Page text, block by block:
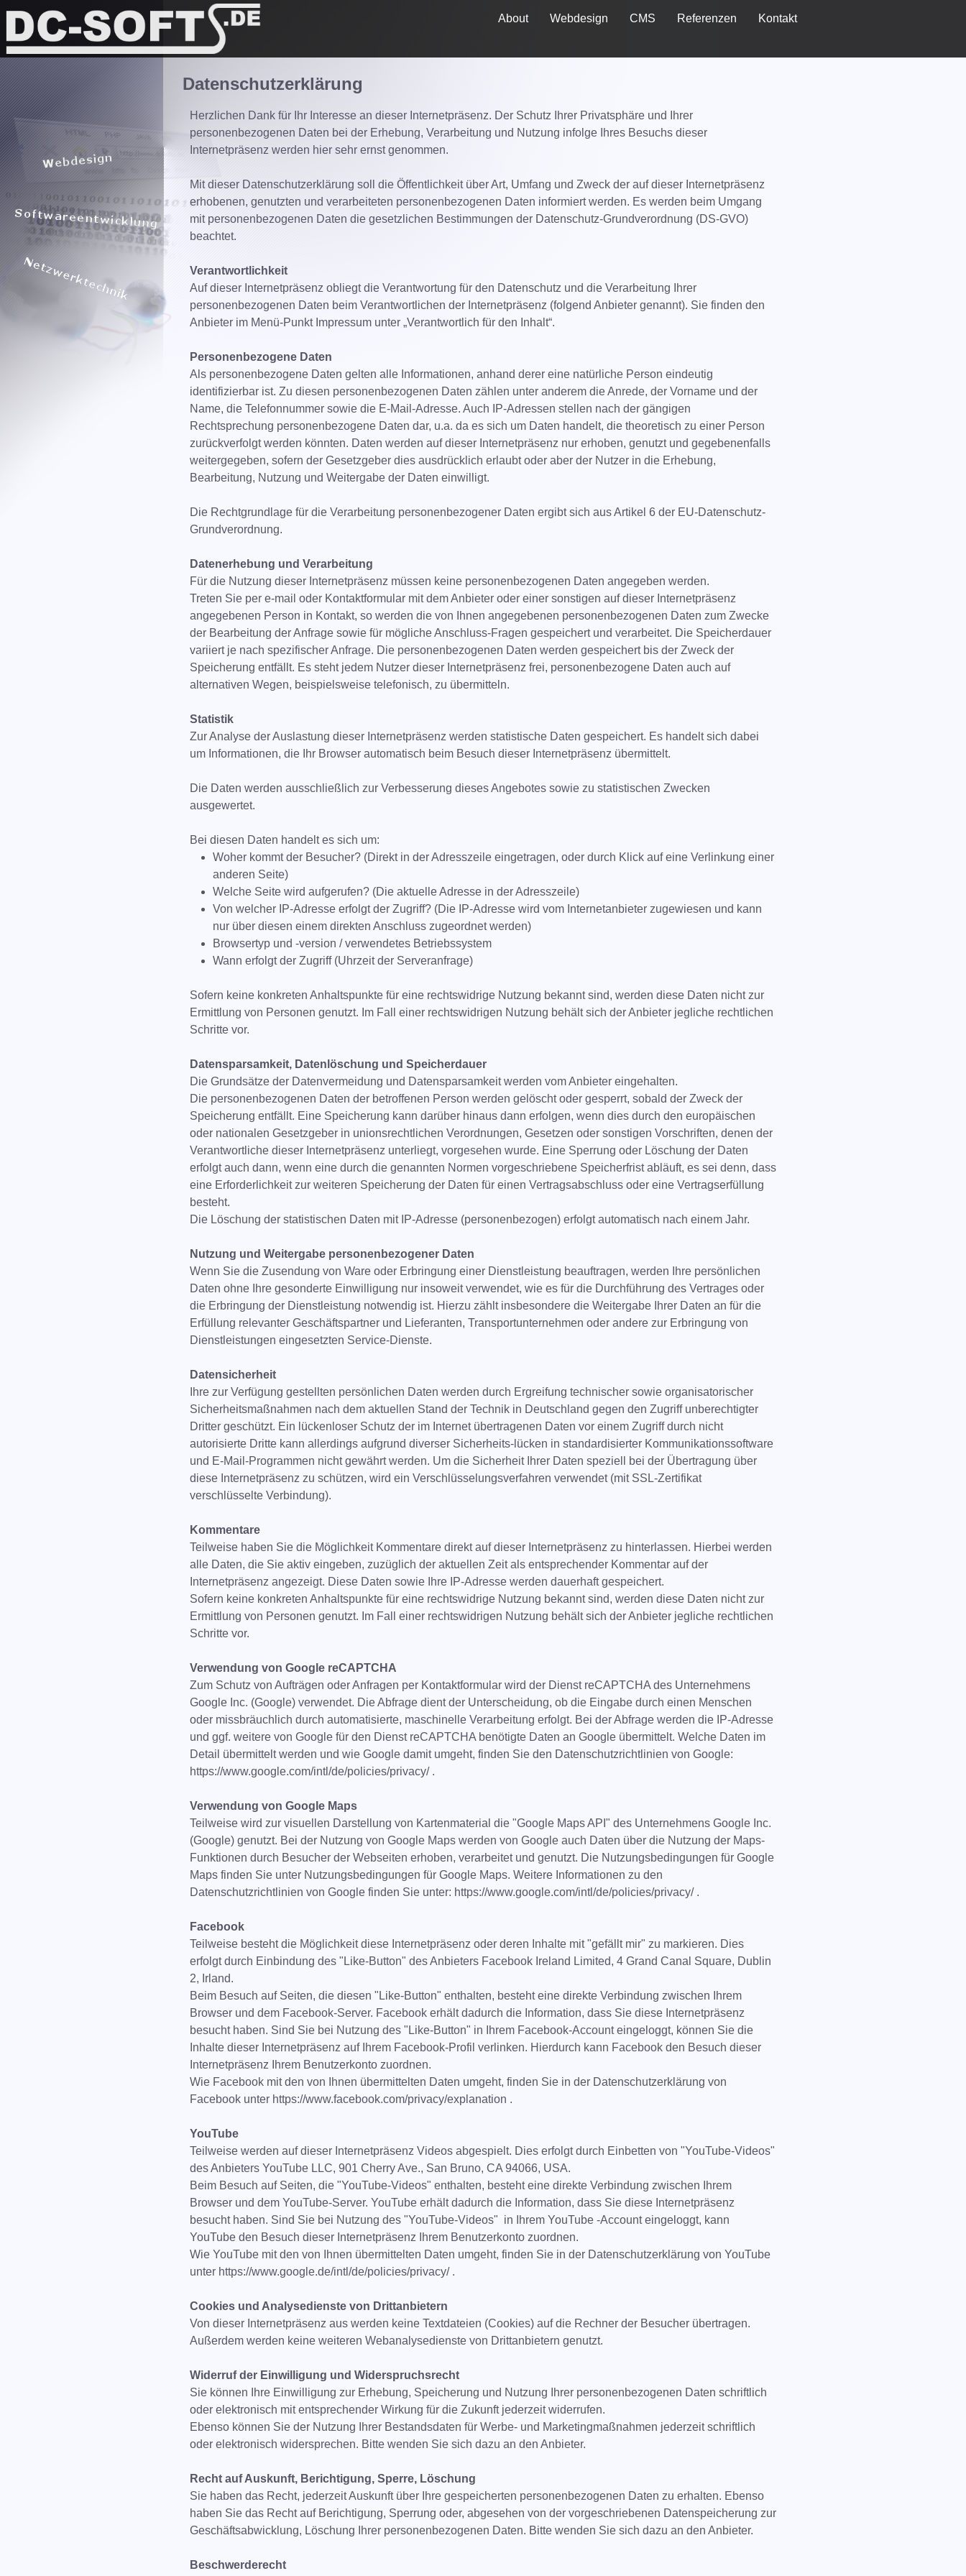
About Webdesign CMS Referenzen Kontakt
Datenschutzerklärung
Herzlichen Dank für Ihr Interesse an dieser Internetpräsenz. Der Schutz Ihrer Privatsphäre und Ihrer
personenbezogenen Daten bei der Erhebung, Verarbeitung und Nutzung infolge Ihres Besuchs dieser
Internetpräsenz werden hier sehr ernst genommen.
Mit dieser Datenschutzerklärung soll die Öffentlichkeit über Art, Umfang und Zweck der auf dieser Internetpräsenz
erhobenen, genutzten und verarbeiteten personenbezogenen Daten informiert werden. Es werden beim Umgang
mit personenbezogenen Daten die gesetzlichen Bestimmungen der Datenschutz-Grundverordnung (DS-GVO)
beachtet.
Verantwortlichkeit
Auf dieser Internetpräsenz obliegt die Verantwortung für den Datenschutz und die Verarbeitung Ihrer
personenbezogenen Daten beim Verantwortlichen der Internetpräsenz (folgend Anbieter genannt). Sie finden den
Anbieter im Menü-Punkt Impressum unter „Verantwortlich für den Inhalt“.
Personenbezogene Daten
Als personenbezogene Daten gelten alle Informationen, anhand derer eine natürliche Person eindeutig
identifizierbar ist. Zu diesen personenbezogenen Daten zählen unter anderem die Anrede, der Vorname und der
Name, die Telefonnummer sowie die E-Mail-Adresse. Auch IP-Adressen stellen nach der gängigen
Rechtsprechung personenbezogene Daten dar, u.a. da es sich um Daten handelt, die theoretisch zu einer Person
zurückverfolgt werden könnten. Daten werden auf dieser Internetpräsenz nur erhoben, genutzt und gegebenenfalls
weitergegeben, sofern der Gesetzgeber dies ausdrücklich erlaubt oder aber der Nutzer in die Erhebung,
Bearbeitung, Nutzung und Weitergabe der Daten einwilligt.
Die Rechtgrundlage für die Verarbeitung personenbezogener Daten ergibt sich aus Artikel 6 der EU-Datenschutz-
Grundverordnung.
Datenerhebung und Verarbeitung
Für die Nutzung dieser Internetpräsenz müssen keine personenbezogenen Daten angegeben werden.
Treten Sie per e-mail oder Kontaktformular mit dem Anbieter oder einer sonstigen auf dieser Internetpräsenz
angegebenen Person in Kontakt, so werden die von Ihnen angegebenen personenbezogenen Daten zum Zwecke
der Bearbeitung der Anfrage sowie für mögliche Anschluss-Fragen gespeichert und verarbeitet. Die Speicherdauer
variiert je nach spezifischer Anfrage. Die personenbezogenen Daten werden gespeichert bis der Zweck der
Speicherung entfällt. Es steht jedem Nutzer dieser Internetpräsenz frei, personenbezogene Daten auch auf
alternativen Wegen, beispielsweise telefonisch, zu übermitteln.
Statistik
Zur Analyse der Auslastung dieser Internetpräsenz werden statistische Daten gespeichert. Es handelt sich dabei
um Informationen, die Ihr Browser automatisch beim Besuch dieser Internetpräsenz übermittelt.
Die Daten werden ausschließlich zur Verbesserung dieses Angebotes sowie zu statistischen Zwecken
ausgewertet.
Bei diesen Daten handelt es sich um:
Woher kommt der Besucher? (Direkt in der Adresszeile eingetragen, oder durch Klick auf eine Verlinkung einer
anderen Seite)
Welche Seite wird aufgerufen? (Die aktuelle Adresse in der Adresszeile)
Von welcher IP-Adresse erfolgt der Zugriff? (Die IP-Adresse wird vom Internetanbieter zugewiesen und kann
nur über diesen einem direkten Anschluss zugeordnet werden)
Browsertyp und -version / verwendetes Betriebssystem
Wann erfolgt der Zugriff (Uhrzeit der Serveranfrage)
Sofern keine konkreten Anhaltspunkte für eine rechtswidrige Nutzung bekannt sind, werden diese Daten nicht zur
Ermittlung von Personen genutzt. Im Fall einer rechtswidrigen Nutzung behält sich der Anbieter jegliche rechtlichen
Schritte vor.
Datensparsamkeit, Datenlöschung und Speicherdauer
Die Grundsätze der Datenvermeidung und Datensparsamkeit werden vom Anbieter eingehalten.
Die personenbezogenen Daten der betroffenen Person werden gelöscht oder gesperrt, sobald der Zweck der
Speicherung entfällt. Eine Speicherung kann darüber hinaus dann erfolgen, wenn dies durch den europäischen
oder nationalen Gesetzgeber in unionsrechtlichen Verordnungen, Gesetzen oder sonstigen Vorschriften, denen der
Verantwortliche dieser Internetpräsenz unterliegt, vorgesehen wurde. Eine Sperrung oder Löschung der Daten
erfolgt auch dann, wenn eine durch die genannten Normen vorgeschriebene Speicherfrist abläuft, es sei denn, dass
eine Erforderlichkeit zur weiteren Speicherung der Daten für einen Vertragsabschluss oder eine Vertragserfüllung
besteht.
Die Löschung der statistischen Daten mit IP-Adresse (personenbezogen) erfolgt automatisch nach einem Jahr.
Nutzung und Weitergabe personenbezogener Daten
Wenn Sie die Zusendung von Ware oder Erbringung einer Dienstleistung beauftragen, werden Ihre persönlichen
Daten ohne Ihre gesonderte Einwilligung nur insoweit verwendet, wie es für die Durchführung des Vertrages oder
die Erbringung der Dienstleistung notwendig ist. Hierzu zählt insbesondere die Weitergabe Ihrer Daten an für die
Erfüllung relevanter Geschäftspartner und Lieferanten, Transportunternehmen oder andere zur Erbringung von
Dienstleistungen eingesetzten Service-Dienste.
Datensicherheit
Ihre zur Verfügung gestellten persönlichen Daten werden durch Ergreifung technischer sowie organisatorischer
Sicherheitsmaßnahmen nach dem aktuellen Stand der Technik in Deutschland gegen den Zugriff unberechtigter
Dritter geschützt. Ein lückenloser Schutz der im Internet übertragenen Daten vor einem Zugriff durch nicht
autorisierte Dritte kann allerdings aufgrund diverser Sicherheits-lücken in standardisierter Kommunikationssoftware
und E-Mail-Programmen nicht gewährt werden. Um die Sicherheit Ihrer Daten speziell bei der Übertragung über
diese Internetpräsenz zu schützen, wird ein Verschlüsselungsverfahren verwendet (mit SSL-Zertifikat
verschlüsselte Verbindung).
Kommentare
Teilweise haben Sie die Möglichkeit Kommentare direkt auf dieser Internetpräsenz zu hinterlassen. Hierbei werden
alle Daten, die Sie aktiv eingeben, zuzüglich der aktuellen Zeit als entsprechender Kommentar auf der
Internetpräsenz angezeigt. Diese Daten sowie Ihre IP-Adresse werden dauerhaft gespeichert.
Sofern keine konkreten Anhaltspunkte für eine rechtswidrige Nutzung bekannt sind, werden diese Daten nicht zur
Ermittlung von Personen genutzt. Im Fall einer rechtswidrigen Nutzung behält sich der Anbieter jegliche rechtlichen
Schritte vor.
Verwendung von Google reCAPTCHA
Zum Schutz von Aufträgen oder Anfragen per Kontaktformular wird der Dienst reCAPTCHA des Unternehmens
Google Inc. (Google) verwendet. Die Abfrage dient der Unterscheidung, ob die Eingabe durch einen Menschen
oder missbräuchlich durch automatisierte, maschinelle Verarbeitung erfolgt. Bei der Abfrage werden die IP-Adresse
und ggf. weitere von Google für den Dienst reCAPTCHA benötigte Daten an Google übermittelt. Welche Daten im
Detail übermittelt werden und wie Google damit umgeht, finden Sie den Datenschutzrichtlinien von Google:
https://www.google.com/intl/de/policies/privacy/ .
Verwendung von Google Maps
Teilweise wird zur visuellen Darstellung von Kartenmaterial die "Google Maps API" des Unternehmens Google Inc.
(Google) genutzt. Bei der Nutzung von Google Maps werden von Google auch Daten über die Nutzung der Maps-
Funktionen durch Besucher der Webseiten erhoben, verarbeitet und genutzt. Die Nutzungsbedingungen für Google
Maps finden Sie unter Nutzungsbedingungen für Google Maps. Weitere Informationen zu den
Datenschutzrichtlinien von Google finden Sie unter: https://www.google.com/intl/de/policies/privacy/ .
Facebook
Teilweise besteht die Möglichkeit diese Internetpräsenz oder deren Inhalte mit "gefällt mir" zu markieren. Dies
erfolgt durch Einbindung des "Like-Button" des Anbieters Facebook Ireland Limited, 4 Grand Canal Square, Dublin
2, Irland.
Beim Besuch auf Seiten, die diesen "Like-Button" enthalten, besteht eine direkte Verbindung zwischen Ihrem
Browser und dem Facebook-Server. Facebook erhält dadurch die Information, dass Sie diese Internetpräsenz
besucht haben. Sind Sie bei Nutzung des "Like-Button" in Ihrem Facebook-Account eingeloggt, können Sie die
Inhalte dieser Internetpräsenz auf Ihrem Facebook-Profil verlinken. Hierdurch kann Facebook den Besuch dieser
Internetpräsenz Ihrem Benutzerkonto zuordnen.
Wie Facebook mit den von Ihnen übermittelten Daten umgeht, finden Sie in der Datenschutzerklärung von
Facebook unter https://www.facebook.com/privacy/explanation .
YouTube
Teilweise werden auf dieser Internetpräsenz Videos abgespielt. Dies erfolgt durch Einbetten von "YouTube-Videos"
des Anbieters YouTube LLC, 901 Cherry Ave., San Bruno, CA 94066, USA.
Beim Besuch auf Seiten, die "YouTube-Videos" enthalten, besteht eine direkte Verbindung zwischen Ihrem
Browser und dem YouTube-Server. YouTube erhält dadurch die Information, dass Sie diese Internetpräsenz
besucht haben. Sind Sie bei Nutzung des "YouTube-Videos" in Ihrem YouTube -Account eingeloggt, kann
YouTube den Besuch dieser Internetpräsenz Ihrem Benutzerkonto zuordnen.
Wie YouTube mit den von Ihnen übermittelten Daten umgeht, finden Sie in der Datenschutzerklärung von YouTube
unter https://www.google.de/intl/de/policies/privacy/ .
Cookies und Analysedienste von Drittanbietern
Von dieser Internetpräsenz aus werden keine Textdateien (Cookies) auf die Rechner der Besucher übertragen.
Außerdem werden keine weiteren Webanalysedienste von Drittanbietern genutzt.
Widerruf der Einwilligung und Widerspruchsrecht
Sie können Ihre Einwilligung zur Erhebung, Speicherung und Nutzung Ihrer personenbezogenen Daten schriftlich
oder elektronisch mit entsprechender Wirkung für die Zukunft jederzeit widerrufen.
Ebenso können Sie der Nutzung Ihrer Bestandsdaten für Werbe- und Marketingmaßnahmen jederzeit schriftlich
oder elektronisch widersprechen. Bitte wenden Sie sich dazu an den Anbieter.
Recht auf Auskunft, Berichtigung, Sperre, Löschung
Sie haben das Recht, jederzeit Auskunft über Ihre gespeicherten personenbezogenen Daten zu erhalten. Ebenso
haben Sie das Recht auf Berichtigung, Sperrung oder, abgesehen von der vorgeschriebenen Datenspeicherung zur
Geschäftsabwicklung, Löschung Ihrer personenbezogenen Daten. Bitte wenden Sie sich dazu an den Anbieter.
Beschwerderecht